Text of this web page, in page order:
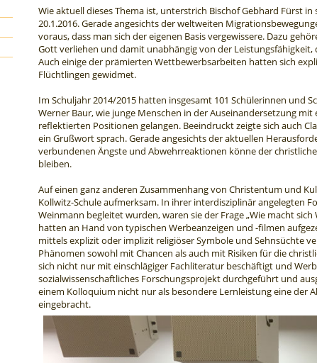
Wie aktuell dieses Thema ist, unterstrich Bischof Gebhard Fürst
20.1.2016. Gerade angesichts der weltweiten
voraus, dass man sich der eigenen Basis vergewissere. Dazu
Gott verliehen und damit unabhängig von der
Auch einige der prämierten Wettbewerbsarbeiten hatten sich
Flüchtlingen gewidmet.
Im Schuljahr 2014/2015 hatten insgesamt 101 Schülerinnen und
Werner Baur, wie junge Menschen in der Auseinandersetzung
reflektierten Positionen gelangen. Beeindruckt zeigte sich auch
ein Grußwort sprach. Gerade angesichts der aktuellen
verbundenen Ängste und Abwehrreaktionen könne der
bleiben.
Auf einen ganz anderen Zusammenhang von Christentum und
Kollwitz-Schule aufmerksam. In ihrer interdisziplinär angelegten
Weinmann begleitet wurden, waren sie der Frage „Wie macht
hatten an Hand von typischen Werbeanzeigen und -filmen
mittels explizit oder implizit religiöser Symbole und Sehnsüchte
Phänomen sowohl mit Chancen als auch mit Risiken für die
sich nicht nur mit einschlägiger Fachliteratur beschäftigt und
sozialwissenschaftliches Forschungsprojekt durchgeführt und
einem Kolloquium nicht nur als besondere Lernleistung eine der
eingebracht.